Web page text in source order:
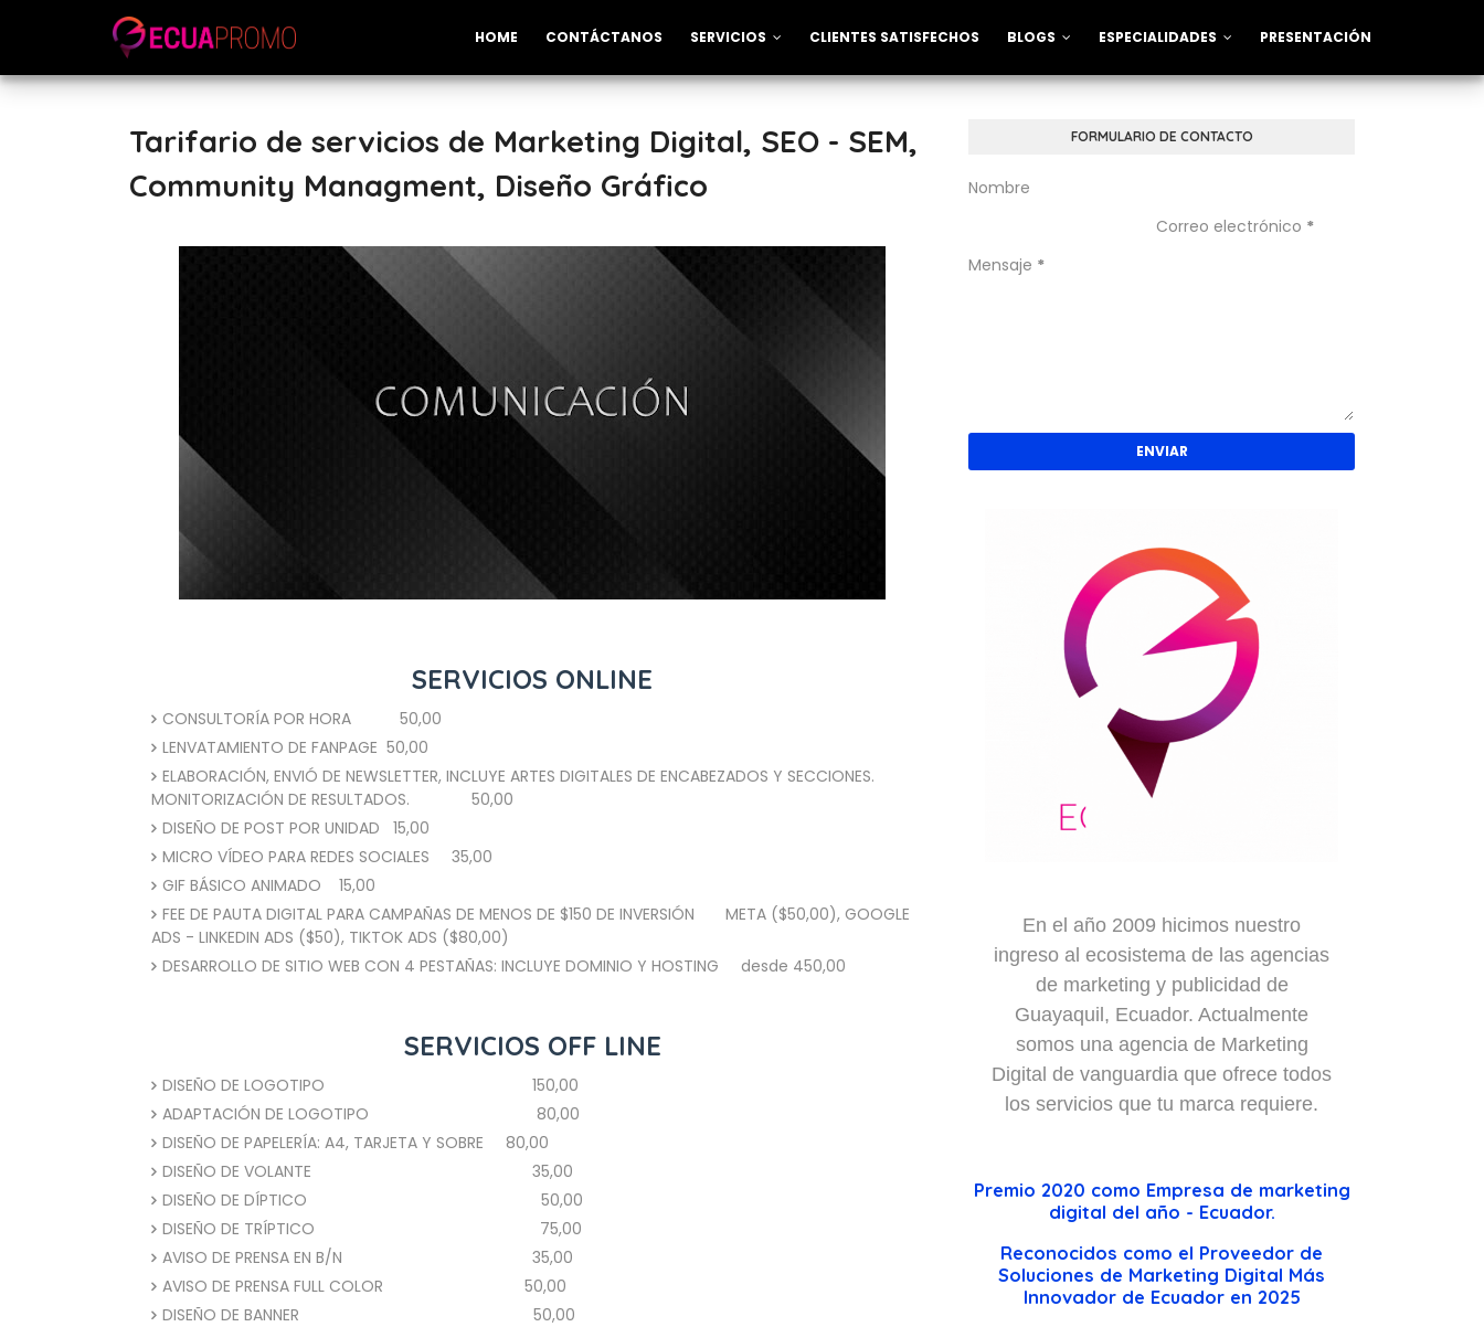
HOME CONTÁCTANOS SERVICIOS CLIENTES SATISFECHOS BLOGS ESPECIALIDADES PRESENTACIÓN
Tarifario de servicios de Marketing Digital, SEO - SEM,
Community Managment, Diseño Gráfico
SERVICIOS ONLINE
CONSULTORÍA POR HORA
50,00
LENVATAMIENTO DE FANPAGE 50,00
ELABORACIÓN, ENVIÓ DE NEWSLETTER, INCLUYE ARTES DIGITALES DE ENCABEZADOS Y SECCIONES.
MONITORIZACIÓN DE RESULTADOS.
50,00
DISEÑO DE POST POR UNIDAD
15,00
MICRO VÍDEO PARA REDES SOCIALES
35,00
GIF BÁSICO ANIMADO
15,00
FEE DE PAUTA DIGITAL PARA CAMPAÑAS DE MENOS DE $150 DE INVERSIÓN
META ($50,00), GOOGLE
ADS - LINKEDIN ADS ($50), TIKTOK ADS ($80,00)
DESARROLLO DE SITIO WEB CON 4 PESTAÑAS: INCLUYE DOMINIO Y HOSTING desde 450,00
SERVICIOS OFF LINE
DISEÑO DE LOGOTIPO
150,00
ADAPTACIÓN DE LOGOTIPO
80,00
DISEÑO DE PAPELERÍA: A4, TARJETA Y SOBRE
80,00
DISEÑO DE VOLANTE
35,00
DISEÑO DE DÍPTICO
50,00
DISEÑO DE TRÍPTICO
75,00
AVISO DE PRENSA EN B/N
35,00
AVISO DE PRENSA FULL COLOR
50,00
DISEÑO DE BANNER
50,00
FORMULARIO DE CONTACTO
Nombre
Correo electrónico *
Mensaje *
En el año 2009 hicimos nuestro
ingreso al ecosistema de las agencias
de marketing y publicidad de
Guayaquil, Ecuador. Actualmente
somos una agencia de Marketing
Digital de vanguardia que ofrece todos
los servicios que tu marca requiere.
Premio 2020 como Empresa de marketing
digital del año - Ecuador.
Reconocidos como el Proveedor de
Soluciones de Marketing Digital Más
Innovador de Ecuador en 2025